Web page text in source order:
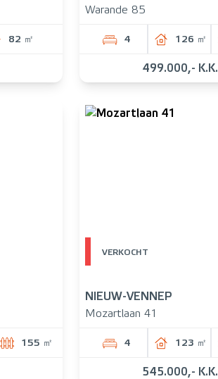
82 ㎡
Warande 85
4 126 ㎡
499.000,- K.K.
155 ㎡
VERKOCHT
NIEUW-VENNEP
Mozartlaan 41
4 123 ㎡
545.000,- K.K.